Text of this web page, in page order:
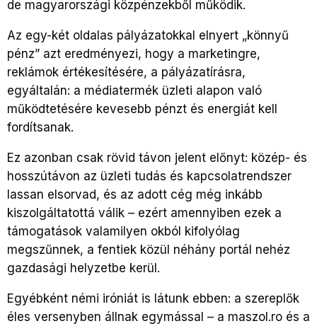
de magyarországi közpénzekből működik.
Az egy-két oldalas pályázatokkal elnyert „könnyű
pénz” azt eredményezi, hogy a marketingre,
reklámok értékesítésére, a pályázatírásra,
egyáltalán: a médiatermék üzleti alapon való
működtetésére kevesebb pénzt és energiát kell
fordítsanak.
Ez azonban csak rövid távon jelent előnyt: közép- és
hosszútávon az üzleti tudás és kapcsolatrendszer
lassan elsorvad, és az adott cég még inkább
kiszolgáltatottá válik – ezért amennyiben ezek a
támogatások valamilyen okból kifolyólag
megszűnnek, a fentiek közül néhány portál nehéz
gazdasági helyzetbe kerül.
Egyébként némi iróniát is látunk ebben: a szereplők
éles versenyben állnak egymással – a maszol.ro és a